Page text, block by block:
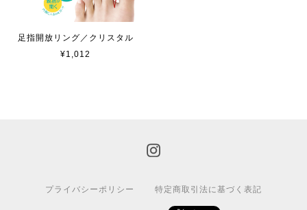
足指開放リング／クリスタル
¥1,012
プライバシーポリシー 特定商取引法に基づく表記